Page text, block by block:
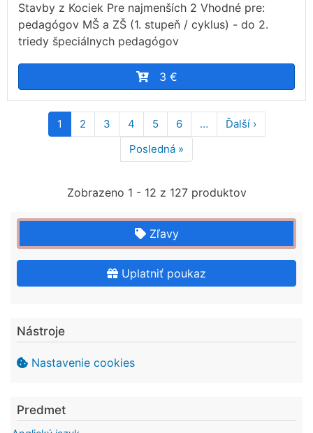
Stavby z Kociek Pre najmenších 2 Vhodné pre:
pedagógov MŠ a ZŠ (1. stupeň / cyklus) - do 2.
triedy špeciálnych pedagógov
3 €
Pagination
1 2 3 4 5 6 … Ďalší ›Ďalšia
strana
Posledná »
strana
Zobrazeno 1 - 12 z 127 produktov
Zľavy
Uplatniť poukaz
Nástroje
Nastavenie cookies
Predmet